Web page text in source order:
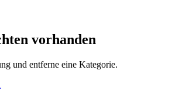
vorhanden
und entferne eine Kategorie.